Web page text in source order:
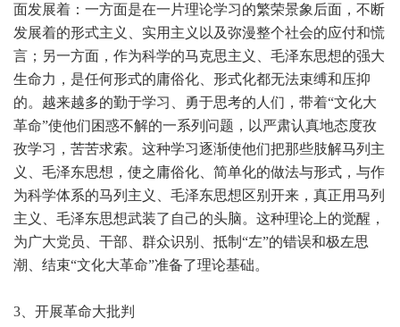
面发展着：一方面是在一片理论学习的繁荣景象后面，不断
发展着的形式主义、实用主义以及弥漫整个社会的应付和慌
言；另一方面，作为科学的马克思主义、毛泽东思想的强大
生命力，是任何形式的庸俗化、形式化都无法束缚和压抑
的。越来越多的勤于学习、勇于思考的人们，带着“文化大
革命”使他们困惑不解的一系列问题，以严肃认真地态度孜
孜学习，苦苦求索。这种学习逐渐使他们把那些肢解马列主
义、毛泽东思想，使之庸俗化、简单化的做法与形式，与作
为科学体系的马列主义、毛泽东思想区别开来，真正用马列
主义、毛泽东思想武装了自己的头脑。这种理论上的觉醒，
为广大党员、干部、群众识别、抵制“左”的错误和极左思
潮、结束“文化大革命”准备了理论基础。
3 、开展革命大批判